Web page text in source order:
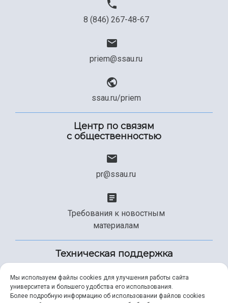
8 (846) 267-48-67
priem@ssau.ru
ssau.ru/priem
Центр по связям
с общественностью
pr@ssau.ru
Требования к новостным
материалам
Техническая поддержка
+7 (846) 267-49-99
Мы используем файлы cookies для улучшения работы сайта
университета и большего удобства его использования.
Более подробную информацию об использовании файлов cookies